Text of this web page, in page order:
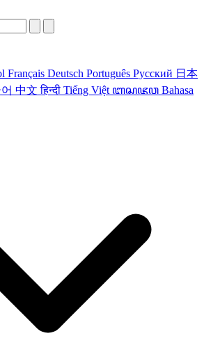
Français Deutsch Português Русский 日本
中文हिन्दी Tiếng Việt ꦧꦱꦗꦮ Bahasa